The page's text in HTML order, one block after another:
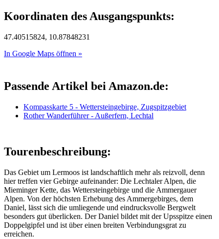
Koordinaten des Ausgangspunkts:
47.40515824, 10.87848231
In Google Maps öffnen »
Passende Artikel bei Amazon.de:
Kompasskarte 5 - Wettersteingebirge, Zugspitzgebiet
Rother Wanderführer - Außerfern, Lechtal
Tourenbeschreibung:
Das Gebiet um Lermoos ist landschaftlich mehr als reizvoll, denn
hier treffen vier Gebirge aufeinander: Die Lechtaler Alpen, die
Mieminger Kette, das Wettersteingebirge und die Ammergauer
Alpen. Von der höchsten Erhebung des Ammergebirges, dem
Daniel, lässt sich die umliegende und eindrucksvolle Bergwelt
besonders gut überlicken. Der Daniel bildet mit der Upsspitze einen
Doppelgipfel und ist über einen breiten Verbindungsgrat zu
erreichen.